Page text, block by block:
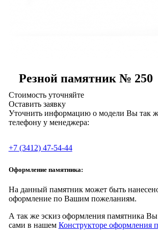
Резной памятник № 250
Стоимость уточняйте
Оставить заявку
Уточнить информацию о модели Вы так
телефону у менеджера:
+7 (3412) 47-54-44
Оформление памятника:
На данный памятник может быть
оформление по Вашим пожеланиям.
А так же эскиз оформления памятника Вы
сами в нашем Конструкторе оформления